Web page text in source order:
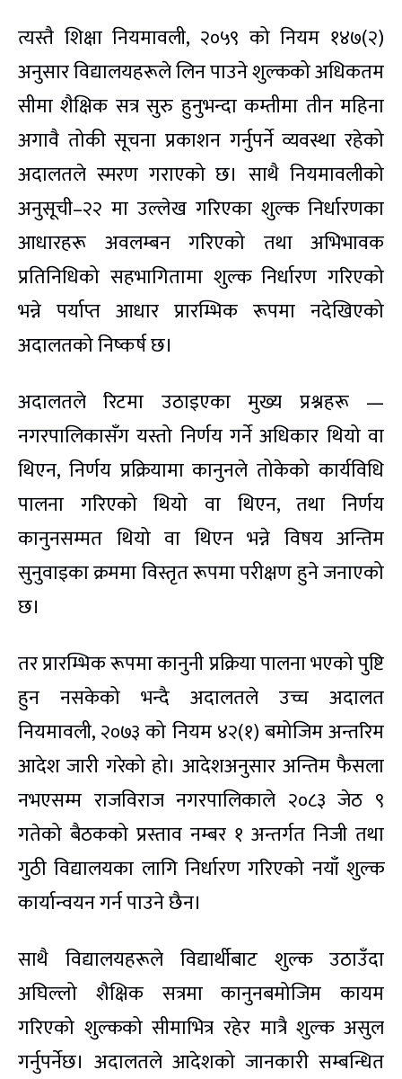
त्यस्तै शिक्षा नियमावली, २०५९ को नियम १४७(२)
अनुसार विद्यालयहरूले लिन पाउने शुल्कको अधिकतम
सीमा शैक्षिक सत्र सुरु हुनुभन्दा कम्तीमा तीन महिना
अगावै तोकी सूचना प्रकाशन गर्नुपर्ने व्यवस्था रहेको
अदालतले स्मरण गराएको छ। साथै नियमावलीको
अनुसूची–२२ मा उल्लेख गरिएका शुल्क निर्धारणका
आधारहरू अवलम्बन गरिएको तथा अभिभावक
प्रतिनिधिको सहभागितामा शुल्क निर्धारण गरिएको
भन्ने पर्याप्त आधार प्रारम्भिक रूपमा नदेखिएको
अदालतको निष्कर्ष छ।
अदालतले रिटमा उठाइएका मुख्य प्रश्नहरू —
नगरपालिकासँग यस्तो निर्णय गर्ने अधिकार थियो वा
थिएन, निर्णय प्रक्रियामा कानुनले तोकेको कार्यविधि
पालना गरिएको थियो वा थिएन, तथा निर्णय
कानुनसम्मत थियो वा थिएन भन्ने विषय अन्तिम
सुनुवाइका क्रममा विस्तृत रूपमा परीक्षण हुने जनाएको
छ।
तर प्रारम्भिक रूपमा कानुनी प्रक्रिया पालना भएको पुष्टि
हुन नसकेको भन्दै अदालतले उच्च अदालत
नियमावली, २०७३ को नियम ४२(१) बमोजिम अन्तरिम
आदेश जारी गरेको हो। आदेशअनुसार अन्तिम फैसला
नभएसम्म राजविराज नगरपालिकाले २०८३ जेठ ९
गतेको बैठकको प्रस्ताव नम्बर १ अन्तर्गत निजी तथा
गुठी विद्यालयका लागि निर्धारण गरिएको नयाँ शुल्क
कार्यान्वयन गर्न पाउने छैन।
साथै विद्यालयहरूले विद्यार्थीबाट शुल्क उठाउँदा
अघिल्लो शैक्षिक सत्रमा कानुनबमोजिम कायम
गरिएको शुल्कको सीमाभित्र रहेर मात्रै शुल्क असुल
गर्नुपर्नेछ। अदालतले आदेशको जानकारी सम्बन्धित